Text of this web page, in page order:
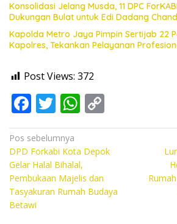
Konsolidasi Jelang Musda, 11 DPC
Dukungan Bulat untuk Edi Dadang
Kapolda Metro Jaya Pimpin Sertijab 22
Kapolres, Tekankan Pelayanan
Post Views: 372
F
ac
e
b
o
o
T
w
itt
er
W
h
at
s
A
p
o
p
y
n
Navigasi
pos
Pos sebelumnya
DPD Forkabi Kota Depok
Gelar Halal Bihalal,
Pembukaan Majelis dan
Tasyakuran Rumah Budaya
Betawi